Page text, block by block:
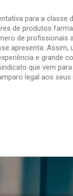
para a classe
de produtos
de profissionais
apresenta. Assim,
e grande
que vem
legal aos